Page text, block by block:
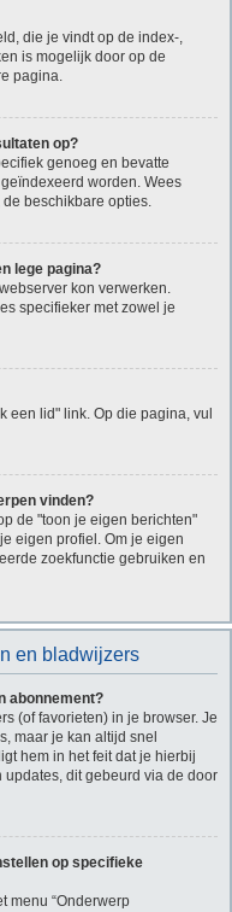
die je vindt op de index-,
is mogelijk door op de
pagina.
op?
genoeg en bevatte
worden. Wees
beschikbare opties.
lege pagina?
kon verwerken.
specifieker met zowel je
een lid" link. Op die pagina, vul
vinden?
de "toon je eigen berichten"
eigen profiel. Om je eigen
zoekfunctie gebruiken en
en bladwijzers
abonnement?
(of favorieten) in je browser. Je
maar je kan altijd snel
hem in het feit dat je hierbij
dit gebeurd via de door
op specifieke
menu “Onderwerp